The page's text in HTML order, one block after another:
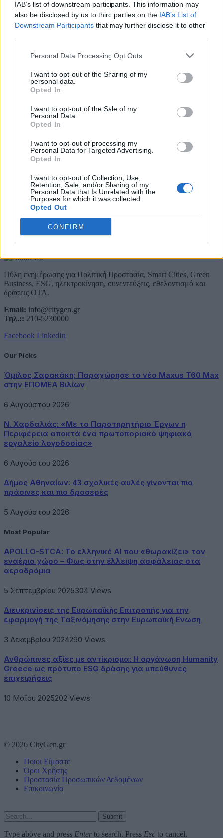
IAB’s list of downstream participants. This information may
also be disclosed by us to third parties on the IAB’s List of
Downstream Participants that may further disclose it to other
Personal Data Processing Opt Outs
I want to opt-out of the Sharing of my
personal data.
Opted In
I want to opt-out of the Sale of my
Personal Data.
Opted In
I want to opt-out of processing my
Personal Data for Targeted Advertising.
Opted In
I want to opt-out of Collection, Use,
Retention, Sale, and/or Sharing of my
Personal Data that Is Unrelated with the
Purposes for which it was collected.
Opted Out
CONFIRM
5 Αυγούστου 2026
Η FARIA Renewables προχώρησε στην ηλεκτροδότηση
5 Αυγούστου 2026
ΥΠΕΝ: Διευρύνεται ο κατάλογος των
Προστατευόμενων Τοπίων σε 12
4 Αυγούστου 2026
Newsletter Citygen.gr
Λάβετε όλα τα τελευταία νέα από τον χώρο της Πολιτικής
Προστασίας, του ESG, του Green Business και των ΟΤΑ
Συμφωνώ με την Πολιτική Δεδομένων
About Us
Πύλη ενημέρωσης για Πολιτική Προστασία, Smart Cities, Green
Business, ESG, ηλεκτροκίνηση, συνεντεύξεις, εθελοντισμό και
δράσεις ΟΤΑ.
Email: info@citygen.gr
Τηλ.:: 210-5230000
Facebook LinkedIn
Our Picks
Όμιλος Σαρακάκη: Παραχώρησε το νέο Maxus T60 Max
στην ΕΠΟΜΕΑ Βιλίων
6 Αυγούστου 2026
Ν. Χαρδαλιάς: «Με το Παρατηρητήριο Έργων η
Περιφέρεια αποκτά ένα πρωτοποριακό ψηφιακό
εργαλείο λογοδοσίας»
6 Αυγούστου 2026
Δήμος Αθηναίων: 43 σχολικές αυλές γίνονται πιο
πράσινες και πιο δροσερές
5 Αυγούστου 2026
Most Popular
APOLLO-STCA: Το ελληνικό AI που «θωρακίζει» τον
εναέριο χώρο – Φως στην έλλειψη ασφάλειας στα
αεροδρόμια
5 Σεπτεμβρίου 2025304 Views
Διευκρινίσεις της Ευρωπαϊκής Επιτροπής για την
εφαρμογή της Ταξινόμησης στην Ευρωπαϊκή Ενωση
3 Δεκεμβρίου 2024290 Views
Ανθρώπινες αξίες με αντίκρισμα: Η οργάνωση Humanity
Greece ως πρότυπο ESG δράσης για υπεύθυνες
επιχειρήσεις
10 Μαΐου 2025202 Views
© 2026 CityGen.gr
Ποιοι Είμαστε
Όροι Χρήσης
Προστασία Προσωπικών Δεδομένων
Επικοινωνία
Submit
Type above and press Enter to search. Press Esc to cancel.